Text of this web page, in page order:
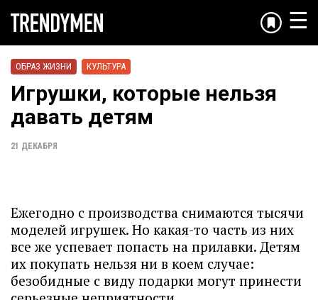
☰
ОБРАЗ ЖИЗНИ КУЛЬТУРА
Игрушки, которые нельзя
давать детям
21 ДЕКАБРЯ
Ежегодно с производства снимаются тысячи
моделей игрушек. Но какая-то часть из них
все же успевает попасть на прилавки. Детям
их покупать нельзя ни в коем случае:
безобидные с виду подарки могут принести